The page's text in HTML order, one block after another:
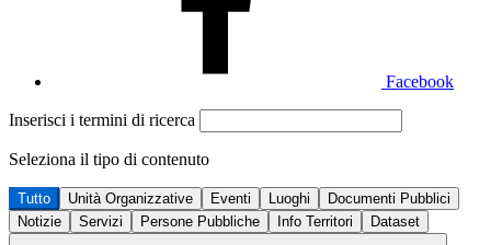
Facebook
Inserisci i termini di ricerca
Seleziona il tipo di contenuto
Tutto Unità Organizzative Eventi Luoghi
Documenti Pubblici
Notizie
Servizi Persone Pubbliche Info Territori Dataset